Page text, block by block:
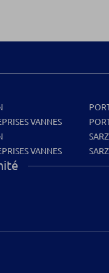
VANNES
VANNES